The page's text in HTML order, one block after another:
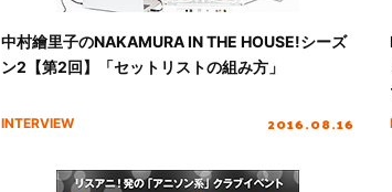
中村繪里子のNAKAMURA IN THE HOUSE!シーズ
ン2【第2回】「セットリストの組み方」
INTERVIEW 2016.08.16